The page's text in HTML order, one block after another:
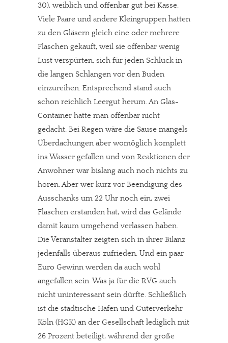
30), weiblich und offenbar gut bei Kasse.
Viele Paare und andere Kleingruppen hatten
zu den Gläsern gleich eine oder mehrere
Flaschen gekauft, weil sie offenbar wenig
Lust verspürten, sich für jeden Schluck in
die langen Schlangen vor den Buden
einzureihen. Entsprechend stand auch
schon reichlich Leergut herum. An Glas-
Container hatte man offenbar nicht
gedacht. Bei Regen wäre die Sause mangels
Überdachungen aber womöglich komplett
ins Wasser gefallen und von Reaktionen der
Anwohner war bislang auch noch nichts zu
hören. Aber wer kurz vor Beendigung des
Ausschanks um 22 Uhr noch ein, zwei
Flaschen erstanden hat, wird das Gelände
damit kaum umgehend verlassen haben.
Die Veranstalter zeigten sich in ihrer Bilanz
jedenfalls überaus zufrieden. Und ein paar
Euro Gewinn werden da auch wohl
angefallen sein. Was ja für die RVG auch
nicht uninteressant sein dürfte. Schließlich
ist die städtische Häfen und Güterverkehr
Köln (HGK) an der Gesellschaft lediglich mit
26 Prozent beteiligt, während der große